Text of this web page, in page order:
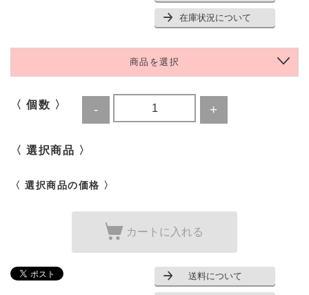
在庫状況について
商品を選択
〈 個数 〉
〈 選択商品 〉
〈 選択商品の価格 〉
カートに入れる
送料について